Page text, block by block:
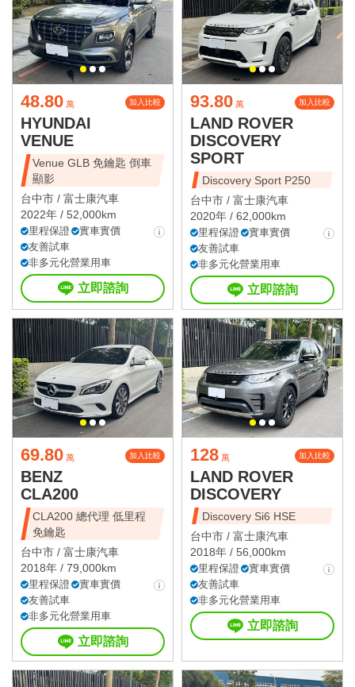
48.80 萬 加入比較
HYUNDAI
VENUE
Venue GLB 免鑰匙 倒車
顯影
台中市 / 富士康汽車
2022年 / 52,000km
里程保證
實車實價
友善試車
非多元化營業用車
立即諮詢
93.80 萬 加入比較
LAND ROVER
DISCOVERY
SPORT
Discovery Sport P250
台中市 / 富士康汽車
2020年 / 62,000km
里程保證
實車實價
友善試車
非多元化營業用車
立即諮詢
69.80 萬 加入比較
BENZ
CLA200
CLA200 總代理 低里程
免鑰匙
台中市 / 富士康汽車
2018年 / 79,000km
里程保證
實車實價
友善試車
非多元化營業用車
立即諮詢
128 萬 加入比較
LAND ROVER
DISCOVERY
Discovery Si6 HSE
台中市 / 富士康汽車
2018年 / 56,000km
里程保證
實車實價
友善試車
非多元化營業用車
立即諮詢